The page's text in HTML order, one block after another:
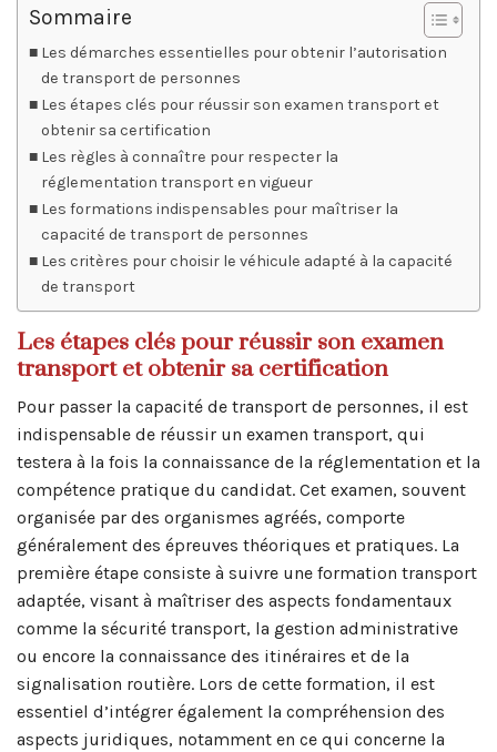
Sommaire
Les démarches essentielles pour obtenir l’autorisation
de transport de personnes
Les étapes clés pour réussir son examen transport et
obtenir sa certification
Les règles à connaître pour respecter la
réglementation transport en vigueur
Les formations indispensables pour maîtriser la
capacité de transport de personnes
Les critères pour choisir le véhicule adapté à la capacité
de transport
Les étapes clés pour réussir son examen
transport et obtenir sa certification
Pour passer la capacité de transport de personnes, il est
indispensable de réussir un examen transport, qui
testera à la fois la connaissance de la réglementation et la
compétence pratique du candidat. Cet examen, souvent
organisée par des organismes agréés, comporte
généralement des épreuves théoriques et pratiques. La
première étape consiste à suivre une formation transport
adaptée, visant à maîtriser des aspects fondamentaux
comme la sécurité transport, la gestion administrative
ou encore la connaissance des itinéraires et de la
signalisation routière. Lors de cette formation, il est
essentiel d’intégrer également la compréhension des
aspects juridiques, notamment en ce qui concerne la